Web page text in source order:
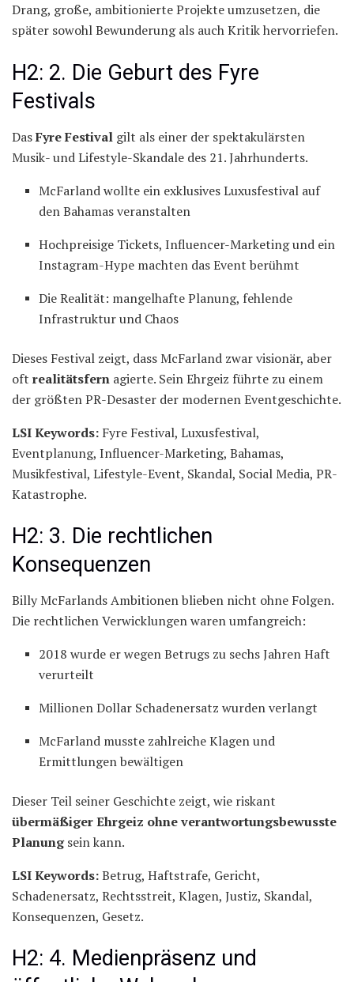
Drang, große, ambitionierte Projekte umzusetzen, die
später sowohl Bewunderung als auch Kritik hervorriefen.
H2: 2. Die Geburt des Fyre
Festivals
DasFyre Festival gilt als einer der spektakulärsten
Musik- und Lifestyle-Skandale des 21. Jahrhunderts.
McFarland wollte ein exklusives Luxusfestival auf
den Bahamas veranstalten
Hochpreisige Tickets, Influencer-Marketing und ein
Instagram-Hype machten das Event berühmt
Die Realität: mangelhafte Planung, fehlende
Infrastruktur und Chaos
Dieses Festival zeigt, dass McFarland zwar visionär, aber
oft realitätsfern agierte. Sein Ehrgeiz führte zu einem
der größten PR-Desaster der modernen Eventgeschichte.
LSI Keywords: Fyre Festival, Luxusfestival,
Eventplanung, Influencer-Marketing, Bahamas,
Musikfestival, Lifestyle-Event, Skandal, Social Media, PR-
Katastrophe.
H2: 3. Die rechtlichen
Konsequenzen
Billy McFarlands Ambitionen blieben nicht ohne Folgen.
Die rechtlichen Verwicklungen waren umfangreich:
2018 wurde er wegen Betrugs zu sechs Jahren Haft
verurteilt
Millionen Dollar Schadenersatz wurden verlangt
McFarland musste zahlreiche Klagen und
Ermittlungen bewältigen
Dieser Teil seiner Geschichte zeigt, wie riskant
übermäßiger Ehrgeiz ohne verantwortungsbewusste
Planungsein kann.
LSI Keywords:Betrug, Haftstrafe, Gericht,
Schadenersatz, Rechtsstreit, Klagen, Justiz, Skandal,
Konsequenzen, Gesetz.
H2: 4. Medienpräsenz und